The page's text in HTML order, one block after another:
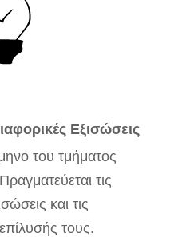
Εξισώσεις
του τμήματος
τις
και τις
τους.